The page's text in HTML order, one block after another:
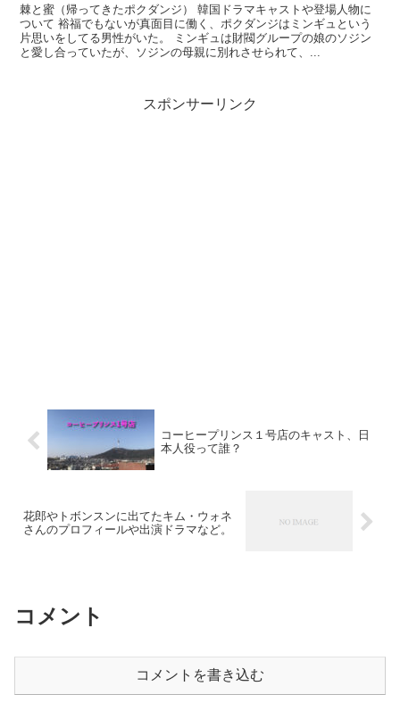
棘と蜜（帰ってきたポクダンジ） 韓国ドラマキャストや登場人物に
ついて 裕福でもないが真面目に働く、ポクダンジはミンギュという
片思いをしてる男性がいた。 ミンギュは財閥グループの娘のソジン
と愛し合っていたが、ソジンの母親に別れさせられて、...
スポンサーリンク
コーヒープリンス１号店のキャスト、日
本人役って誰？
花郎やトボンスンに出てたキム・ウォネ
さんのプロフィールや出演ドラマなど。
コメント
コメントを書き込む